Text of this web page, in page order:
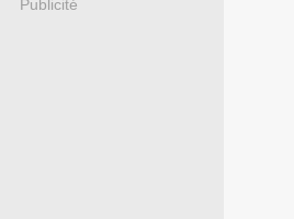
Publicité